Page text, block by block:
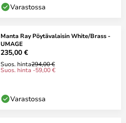
Varastossa
Manta Ray Pöytävalaisin White/Brass -
UMAGE
235,00 €
Suos. hinta294,00 €
Suos. hinta -59,00 €
Varastossa